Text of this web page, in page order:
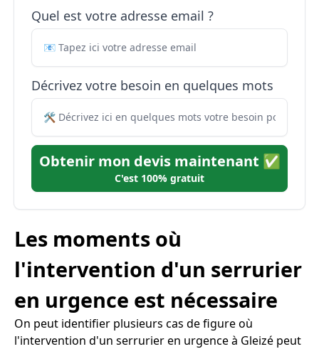
Quel est votre adresse email ?
Décrivez votre besoin en quelques mots
Obtenir mon devis maintenant ✅
C'est 100% gratuit
Les moments où
l'intervention d'un serrurier
en urgence est nécessaire
On peut identifier plusieurs cas de figure où
l'intervention d'un serrurier en urgence à Gleizé peut